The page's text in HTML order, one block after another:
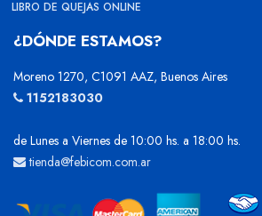
LIBRO DE QUEJAS ONLINE
¿DÓNDE ESTAMOS?
Moreno 1270, C1091 AAZ, Buenos Aires
1152183030
de Lunes a Viernes de 10:00 hs. a 18:00 hs.
tienda@febicom.com.ar